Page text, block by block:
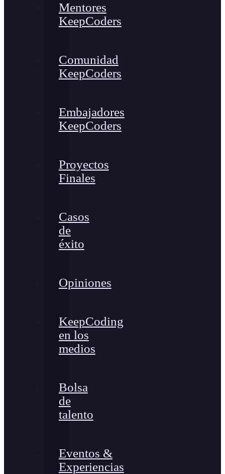
Mentores
KeepCoders
Comunidad
KeepCoders
Embajadores
KeepCoders
Proyectos
Finales
Casos
de
éxito
Opiniones
KeepCoding
en los
medios
Bolsa
de
talento
Eventos &
Experiencias